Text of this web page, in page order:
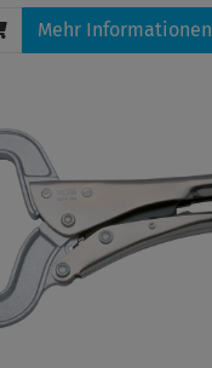
Mehr Informationen